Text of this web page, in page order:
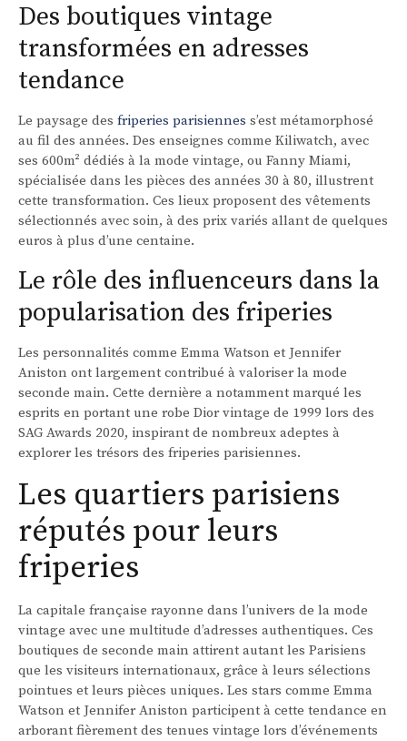
Des boutiques vintage
transformées en adresses
tendance
Le paysage des friperies parisiennes s’est métamorphosé
au fil des années. Des enseignes comme Kiliwatch, avec
ses 600m² dédiés à la mode vintage, ou Fanny Miami,
spécialisée dans les pièces des années 30 à 80, illustrent
cette transformation. Ces lieux proposent des vêtements
sélectionnés avec soin, à des prix variés allant de quelques
euros à plus d’une centaine.
Le rôle des influenceurs dans la
popularisation des friperies
Les personnalités comme Emma Watson et Jennifer
Aniston ont largement contribué à valoriser la mode
seconde main. Cette dernière a notamment marqué les
esprits en portant une robe Dior vintage de 1999 lors des
SAG Awards 2020, inspirant de nombreux adeptes à
explorer les trésors des friperies parisiennes.
Les quartiers parisiens
réputés pour leurs
friperies
La capitale française rayonne dans l’univers de la mode
vintage avec une multitude d’adresses authentiques. Ces
boutiques de seconde main attirent autant les Parisiens
que les visiteurs internationaux, grâce à leurs sélections
pointues et leurs pièces uniques. Les stars comme Emma
Watson et Jennifer Aniston participent à cette tendance en
arborant fièrement des tenues vintage lors d’événements